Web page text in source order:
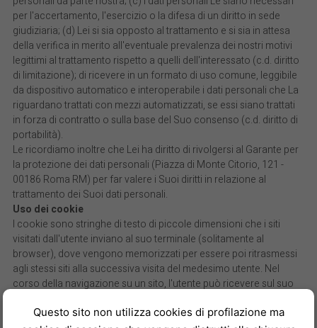
per l'accertamento, l'esercizio o la difesa di un diritto in sede
giudiziaria; (d) Lei si sia opposto al trattamento e si sia in attesa
della verifica in merito all'eventuale prevalenza dei nostri motivi
legittimi al trattamento rispetto a quelli dell'interessato (c.d. diritto
di limitazione); di ricevere in un formato di uso comune, leggibile
da dispositivo automatico e interoperabile i dati personali che La
riguardano trattati con mezzi automatizzati, se essi siano trattati
in forza di contratto o sulla base del Suo consenso (c.d. diritto di
portabilità).
Le ricordiamo inoltre che Lei ha diritto di rivolgersi al Garante per
la protezione dei dati personali (Piazza di Monte Citorio, 121 -
00186 Roma RM) per far valere i Suoi diritti in relazione al
trattamento dei Suoi dati personali.
Uso dei cookie
I cookie sono stringhe di testo di piccole dimensioni che i siti
visitati dall'utente inviano al suo terminale (solitamente al
browser), dove vengono memorizzati per essere poi ritrasmessi
agli stessi siti alla successiva visita del medesimo utente. Nel
corso della navigazione su un sito, l'utente può ricevere sul suo
server diversi (c.d. "terze parti"), sui quali possono risiedere alcuni
Questo sito non utilizza cookies di profilazione ma